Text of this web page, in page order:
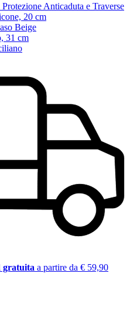
Anticaduta e Traverse
20 cm
Beige
31 cm
gratuita a partire da € 59,90